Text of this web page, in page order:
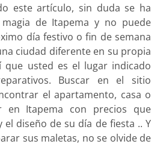
este artículo, sin duda se ha
de Itapema y no puede
día festivo o fin de semana
ciudad diferente en su propia
que usted es el lugar indicado
Buscar en el sitio
el apartamento, casa o
en Itapema con precios que
el diseño de su día de fiesta .. Y
sus maletas, no se olvide de